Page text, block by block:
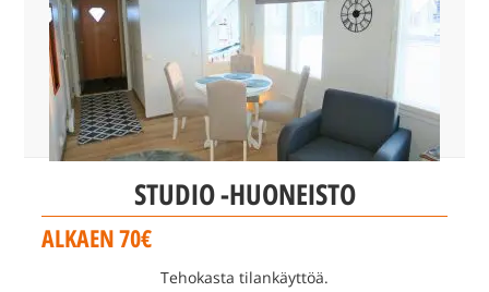
STUDIO -HUONEISTO
ALKAEN 70€
Tehokasta tilankäyttöä.